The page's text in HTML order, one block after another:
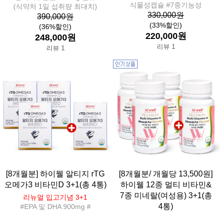
(식약처 1일 섭취량 최대치)
390,000원
(36%할인)
248,000원
리뷰 1
식물성캡슐 #7중기능성
330,000원
(33%할인)
220,000원
리뷰 1
[8개월분] 하이웰 알티지 rTG
오메가3 비타민D 3+1(총 4통)
리뉴얼 입고기념 3+1
#EPA 및 DHA 900mg #
[8개월분/ 개월당 13,500원]
하이웰 12종 멀티 비타민&
7종 미네랄(여성용) 3+1(총
4통)